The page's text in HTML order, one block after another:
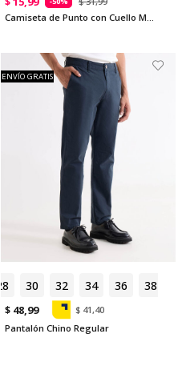
28 30 32 34 36 38
ENVÍO GRATIS
$ 48,99
$ 41,40
Pantalón Chino Regular